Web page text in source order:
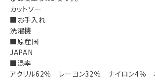
カットソー
■お手入れ
洗濯機
■原産国
JAPAN
■混率
アクリル62％ レーヨン32％ ナイロン4％